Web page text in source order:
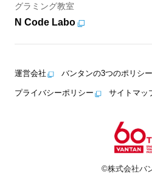
グラミング教室
N Code Labo
運営会社 バンタンの3つのポリシー
プライバシーポリシー サイトマッ
©株式会社バ